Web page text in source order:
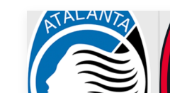
di
Sarri,
verso
l’Atalanta:
il